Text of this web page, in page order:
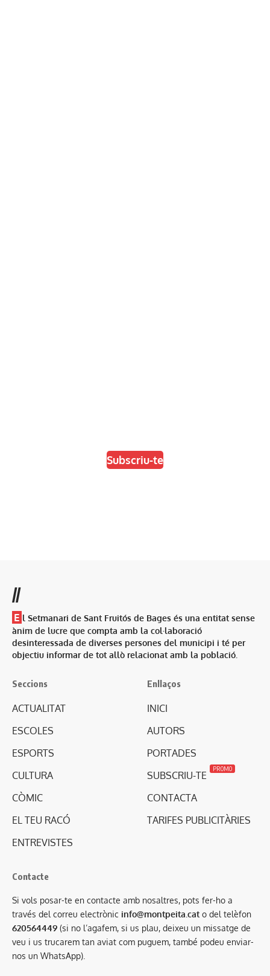
Subscriu-te
//
E l Setmanari de Sant Fruitós de Bages és una entitat sense
ànim de lucre que compta amb la col·laboració
desinteressada de diverses persones del municipi i té per
objectiu informar de tot allò relacionat amb la població.
Seccions
ACTUALITAT
ESCOLES
ESPORTS
CULTURA
CÒMIC
EL TEU RACÓ
ENTREVISTES
Enllaços
INICI
AUTORS
PORTADES
SUBSCRIU-TE
PROMO
CONTACTA
TARIFES PUBLICITÀRIES
Contacte
Si vols posar-te en contacte amb nosaltres, pots fer-ho a
través del correu electrònic info@montpeita.cat o del telèfon
620564449 (si no l’agafem, si us plau, deixeu un missatge de
veu i us trucarem tan aviat com puguem, també podeu enviar-
nos un WhatsApp).